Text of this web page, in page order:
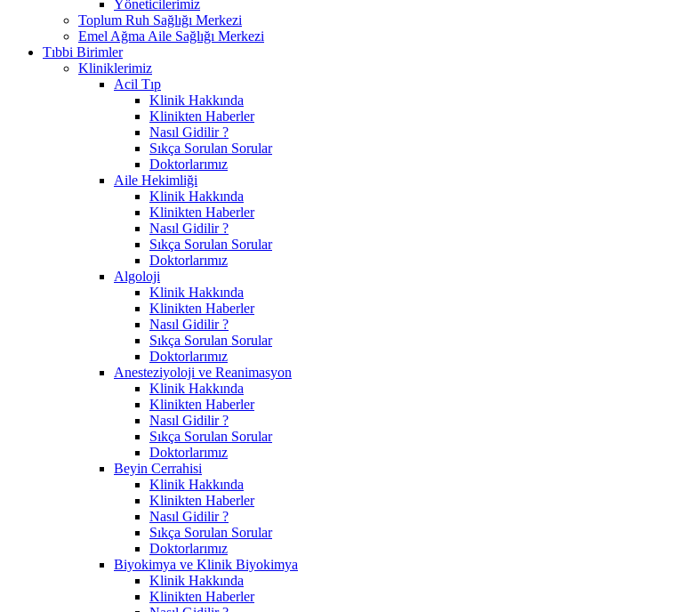
Yöneticilerimiz
Toplum Ruh Sağlığı Merkezi
Emel Ağma Aile Sağlığı Merkezi
Tıbbi Birimler
Kliniklerimiz
Acil Tıp
Klinik Hakkında
Klinikten Haberler
Nasıl Gidilir ?
Sıkça Sorulan Sorular
Doktorlarımız
Aile Hekimliği
Klinik Hakkında
Klinikten Haberler
Nasıl Gidilir ?
Sıkça Sorulan Sorular
Doktorlarımız
Algoloji
Klinik Hakkında
Klinikten Haberler
Nasıl Gidilir ?
Sıkça Sorulan Sorular
Doktorlarımız
Anesteziyoloji ve Reanimasyon
Klinik Hakkında
Klinikten Haberler
Nasıl Gidilir ?
Sıkça Sorulan Sorular
Doktorlarımız
Beyin Cerrahisi
Klinik Hakkında
Klinikten Haberler
Nasıl Gidilir ?
Sıkça Sorulan Sorular
Doktorlarımız
Biyokimya ve Klinik Biyokimya
Klinik Hakkında
Klinikten Haberler